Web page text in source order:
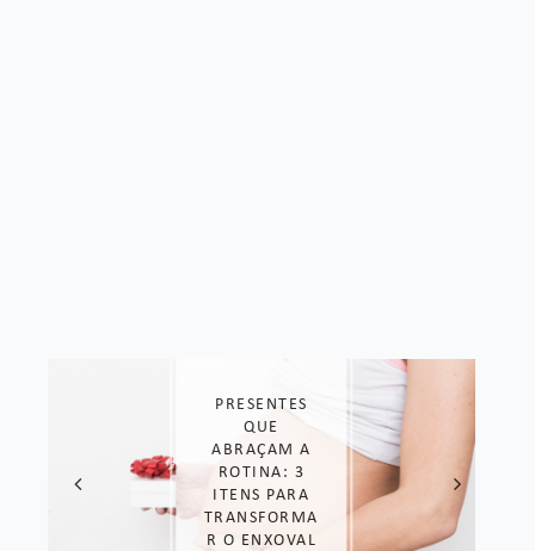
PRESENTES
QUE
ABRAÇAM A
ROTINA: 3
ITENS PARA
TRANSFORMA
R O ENXOVAL